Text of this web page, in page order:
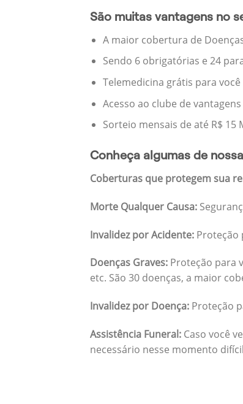
São muitas vantagens no
A maior cobertura de
Sendo 6 obrigatórias e 24
Telemedicina grátis para
Acesso ao clube de
Sorteio mensais de até R$ 15
Conheça algumas de
Coberturas que protegem sua
Morte Qualquer Causa:
Invalidez por Acidente: Proteção
Doenças Graves: Proteção para
etc. São 30 doenças, a maior
Invalidez por Doença: Proteção
Assistência Funeral: Caso você
necessário nesse momento